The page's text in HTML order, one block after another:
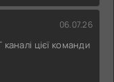
06.07.26
цієї команди